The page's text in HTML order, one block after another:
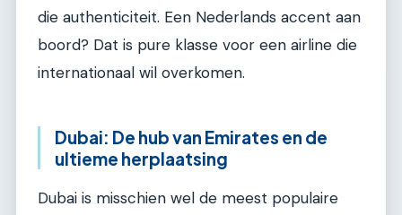
die authenticiteit. Een Nederlands accent aan
boord? Dat is pure klasse voor een airline die
internationaal wil overkomen.
Dubai: De hub van Emirates en de
ultieme herplaatsing
Dubai is misschien wel de meest populaire